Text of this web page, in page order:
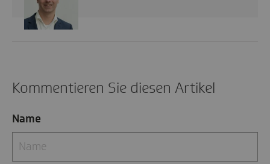
Kommentieren Sie diesen Artikel
Name